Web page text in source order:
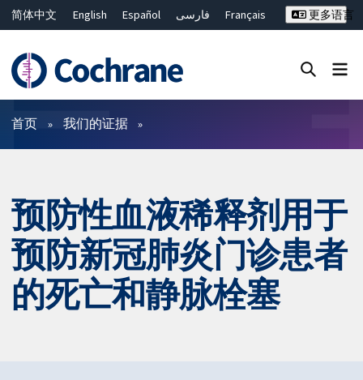
简体中文 English Español فارسی
Français
ไทย
繁體中文
更多语言
过滤
首页 我们的证据
预防性血液稀释剂用于
预防新冠肺炎门诊患者
的死亡和静脉栓塞